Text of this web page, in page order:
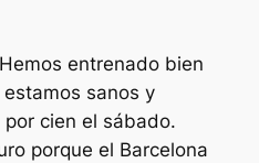
entrenado bien
sanos y
cien el sábado.
porque el Barcelona